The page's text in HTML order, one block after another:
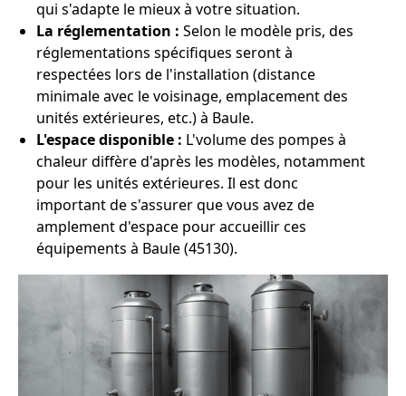
qui s'adapte le mieux à votre situation.
La réglementation : Selon le modèle pris, des
réglementations spécifiques seront à
respectées lors de l'installation (distance
minimale avec le voisinage, emplacement des
unités extérieures, etc.) à Baule.
L'espace disponible : L'volume des pompes à
chaleur diffère d'après les modèles, notamment
pour les unités extérieures. Il est donc
important de s'assurer que vous avez de
amplement d'espace pour accueillir ces
équipements à Baule (45130).